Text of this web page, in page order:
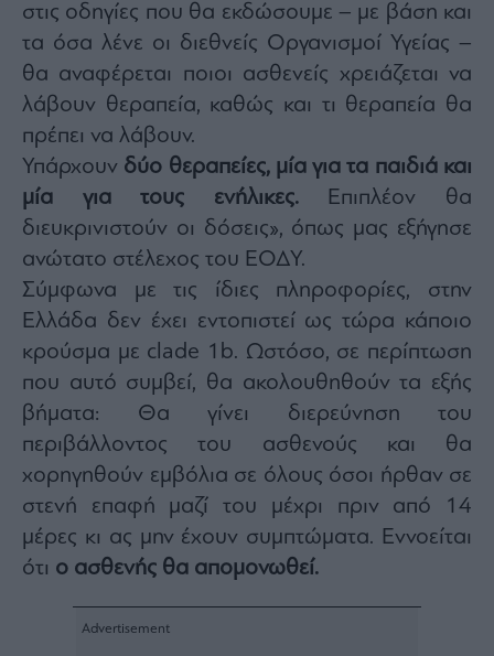
and
Terms
of
Service
apply.
στις οδηγίες που θα εκδώσουμε – με βάση και
τα όσα λένε οι διεθνείς Οργανισμοί Υγείας –
θα αναφέρεται ποιοι ασθενείς χρειάζεται να
λάβουν θεραπεία, καθώς και τι θεραπεία θα
πρέπει να λάβουν.
Υπάρχουν δύο θεραπείες, μία για τα παιδιά και
μία για τους ενήλικες.Επιπλέον θα
διευκρινιστούν οι δόσεις», όπως μας εξήγησε
ανώτατο στέλεχος του ΕΟΔΥ.
Σύμφωνα με τις ίδιες πληροφορίες, στην
Ελλάδα δεν έχει εντοπιστεί ως τώρα κάποιο
κρούσμα με clade 1b. Ωστόσο, σε περίπτωση
που αυτό συμβεί, θα ακολουθηθούν τα εξής
βήματα: Θα γίνει διερεύνηση του
περιβάλλοντος του ασθενούς και θα
χορηγηθούν εμβόλια σε όλους όσοι ήρθαν σε
στενή επαφή μαζί του μέχρι πριν από 14
μέρες κι ας μην έχουν συμπτώματα. Εννοείται
ότι ο ασθενής θα απομονωθεί.